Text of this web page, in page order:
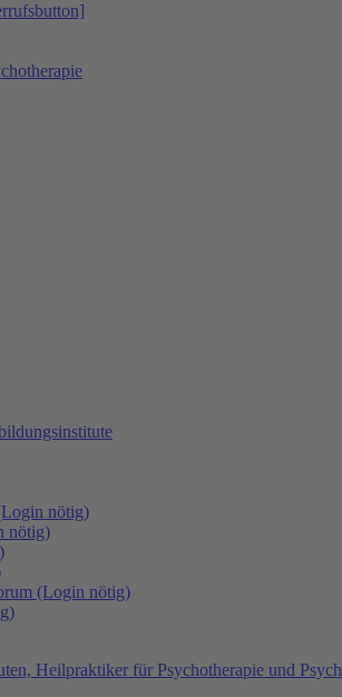
nötig)
nötig)
(Login nötig)